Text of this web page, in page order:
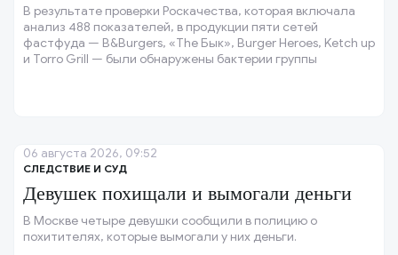
В результате проверки Роскачества, которая включала
анализ 488 показателей, в продукции пяти сетей
фастфуда — B&Burgers, «The Бык», Burger Heroes, Ketch up
и Torro Grill — были обнаружены бактерии группы
СЛЕДСТВИЕ И СУД
Девушек похищали и вымогали деньги
В Москве четыре девушки сообщили в полицию о
похитителях, которые вымогали у них деньги.
06 августа 2026, 09:52